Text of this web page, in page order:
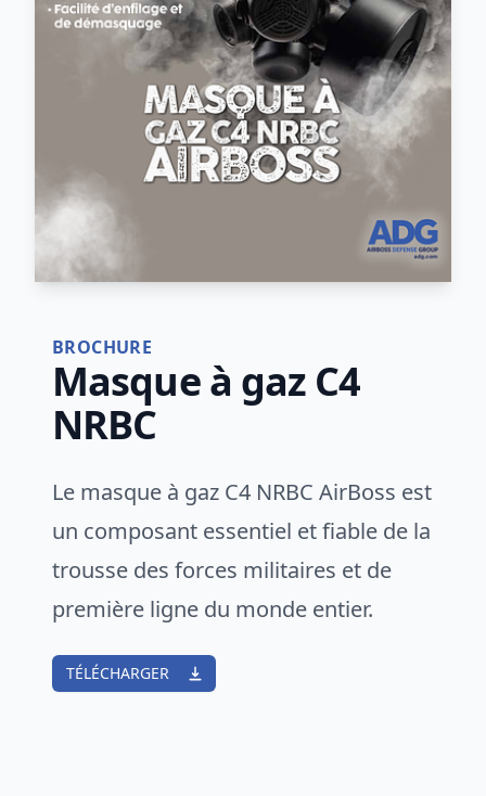
BROCHURE
Masque à gaz C4
NRBC
Le masque à gaz C4 NRBC AirBoss est
un composant essentiel et fiable de la
trousse des forces militaires et de
première ligne du monde entier.
TÉLÉCHARGER